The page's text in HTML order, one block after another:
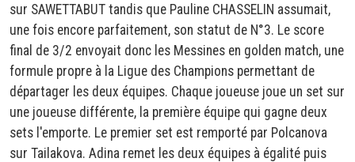
sur SAWETTABUT tandis que Pauline CHASSELIN assumait,
une fois encore parfaitement, son statut de N°3. Le score
final de 3/2 envoyait donc les Messines en golden match, une
formule propre à la Ligue des Champions permettant de
départager les deux équipes. Chaque joueuse joue un set sur
une joueuse différente, la première équipe qui gagne deux
sets l'emporte. Le premier set est remporté par Polcanova
sur Tailakova. Adina remet les deux équipes à égalité puis